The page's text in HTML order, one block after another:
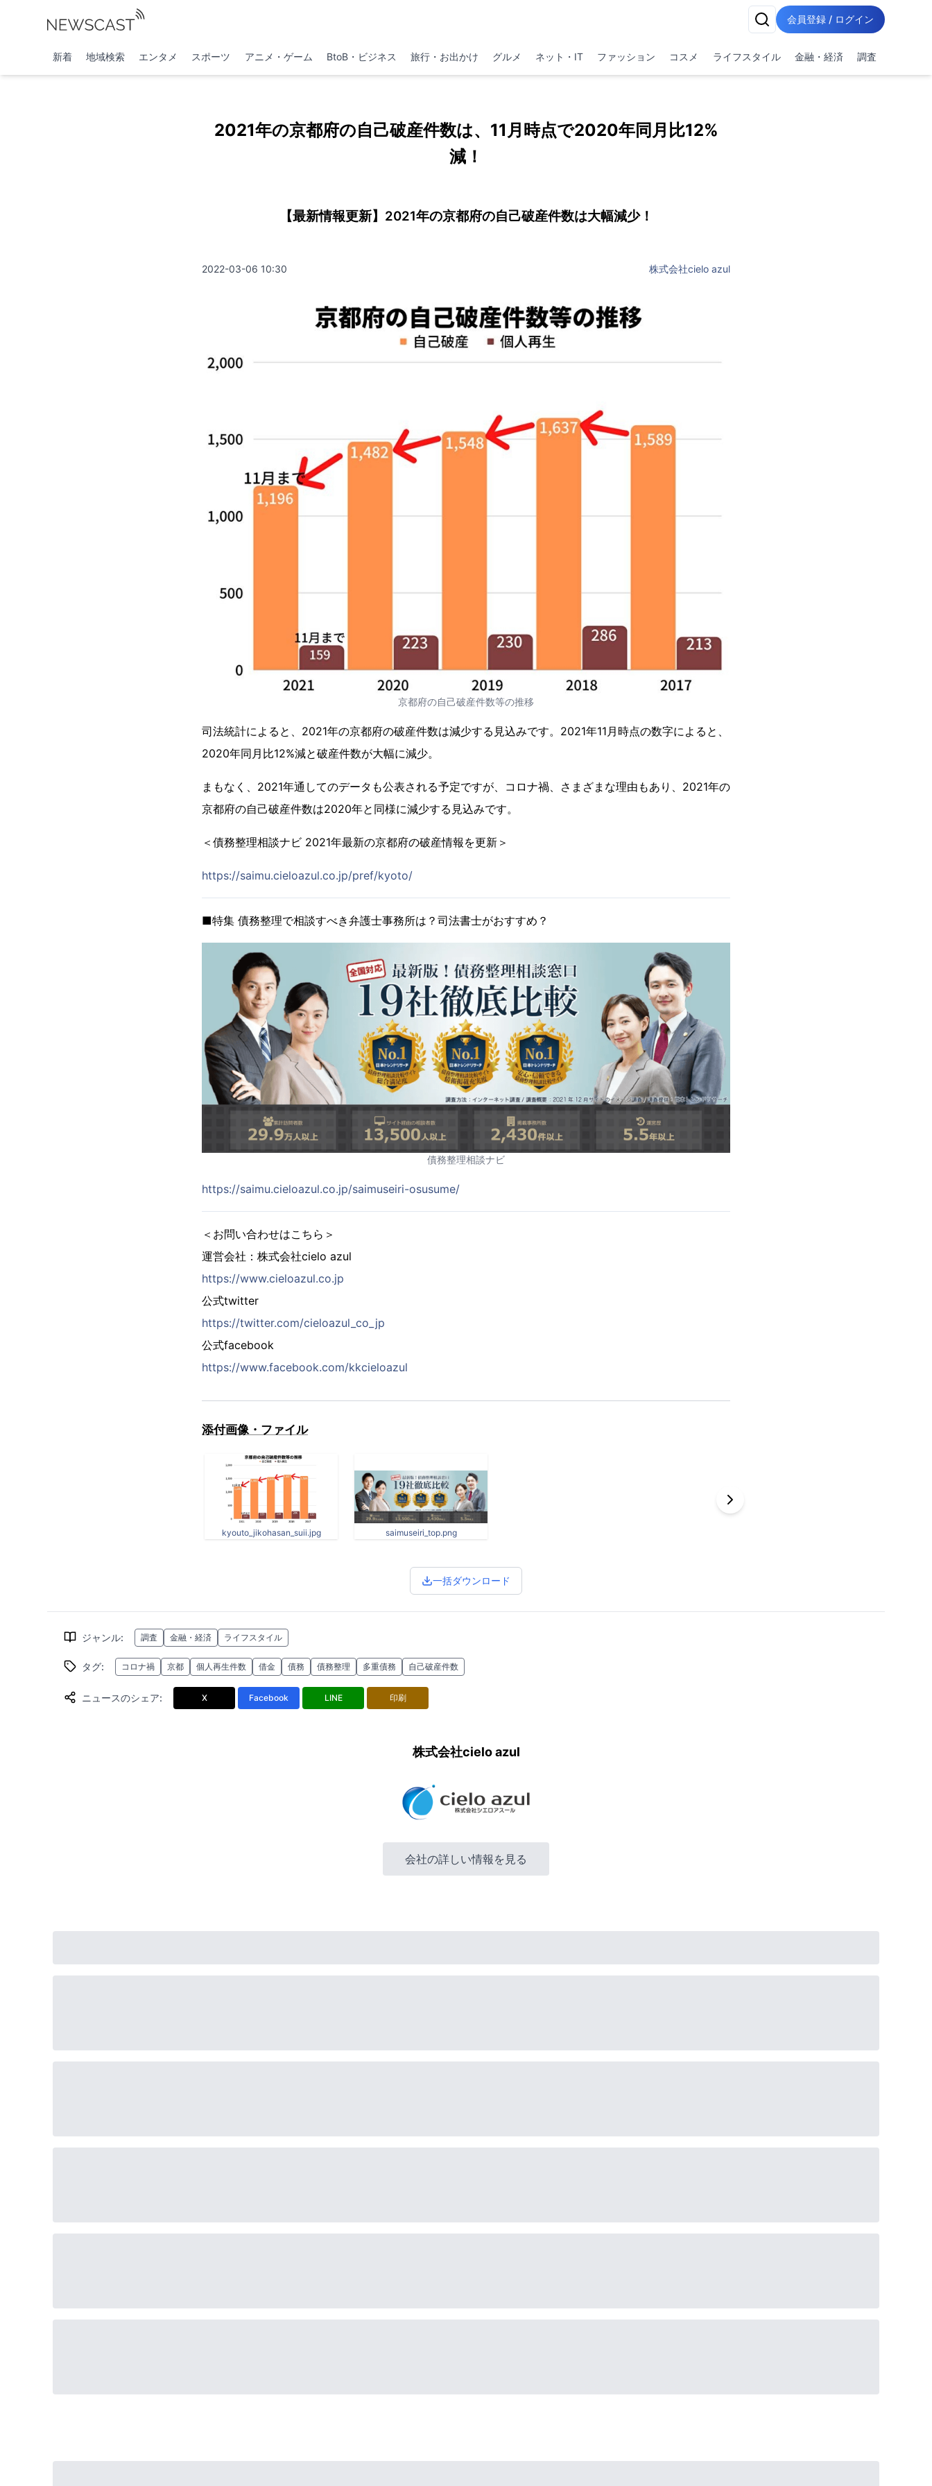
会員登録 / ログイン
新着 地域検索 エンタメ スポーツ アニメ・ゲーム BtoB・ビジネス 旅行・お出かけ グルメ ネット・IT ファッション コスメ ライフスタイル 金融・経済 調査
2021年の京都府の自己破産件数は、11月時点で2020年同月比12%
減！
【最新情報更新】2021年の京都府の自己破産件数は大幅減少！
2022-03-06 10:30 株式会社cielo azul
京都府の自己破産件数等の推移
司法統計によると、2021年の京都府の破産件数は減少する見込みです。2021年11月時点の数字によると、
2020年同月比12%減と破産件数が大幅に減少。
まもなく、2021年通してのデータも公表される予定ですが、コロナ禍、さまざまな理由もあり、2021年の
京都府の自己破産件数は2020年と同様に減少する見込みです。
＜債務整理相談ナビ 2021年最新の京都府の破産情報を更新＞
https://saimu.cieloazul.co.jp/pref/kyoto/
■特集 債務整理で相談すべき弁護士事務所は？司法書士がおすすめ？
債務整理相談ナビ
https://saimu.cieloazul.co.jp/saimuseiri-osusume/
＜お問い合わせはこちら＞
運営会社：株式会社cielo azul
https://www.cieloazul.co.jp
公式twitter
https://twitter.com/cieloazul_co_jp
公式facebook
https://www.facebook.com/kkcieloazul
添付画像・ファイル
kyouto_jikohasan_suii.jpg saimuseiri_top.png
一括ダウンロード
ジャンル: 調査 金融・経済 ライフスタイル
タグ: コロナ禍 京都 個人再生件数 借金 債務 債務整理 多重債務 自己破産件数
ニュースのシェア: X Facebook LINE 印刷
株式会社cielo azul
会社の詳しい情報を見る